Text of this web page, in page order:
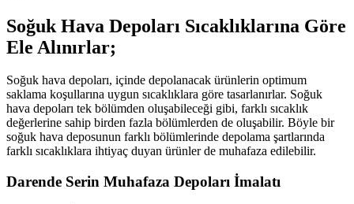
Soğuk Hava Depoları Sıcaklıklarına Göre
Ele Alınırlar;
Soğuk hava depoları, içinde depolanacak ürünlerin optimum
saklama koşullarına uygun sıcaklıklara göre tasarlanırlar. Soğuk
hava depoları tek bölümden oluşabileceği gibi, farklı sıcaklık
değerlerine sahip birden fazla bölümlerden de oluşabilir. Böyle bir
soğuk hava deposunun farklı bölümlerinde depolama şartlarında
farklı sıcaklıklara ihtiyaç duyan ürünler de muhafaza edilebilir.
Darende Serin Muhafaza Depoları İmalatı